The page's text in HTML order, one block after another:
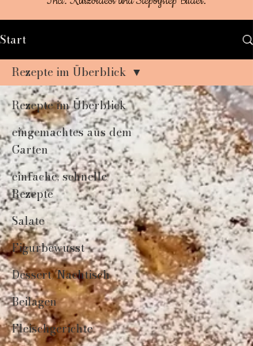
Start
Rezepte im Überblick
eingemachtes aus dem
Garten
einfache, schnelle
Rezepte
Salate
Figurbewusst
Dessert/Nachtisch
Beilagen
Fleischgerichte
Rezepte im Überblick